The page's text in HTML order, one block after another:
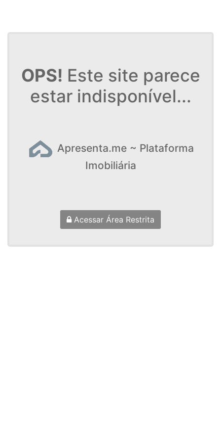
OPS! Este site parece
estar indisponível...
Apresenta.me ~ Plataforma
Imobiliária
Acessar Área Restrita